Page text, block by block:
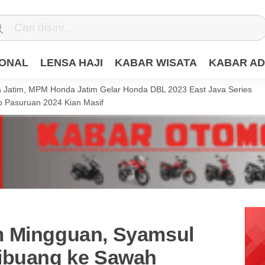
LENSA HAJI KABAR WISATA KABAR
MPM Honda Jatim Gelar Honda DBL 2023 East Java Series
Pasuruan 2024 Kian Masif
Mingguan, Syamsul
ke Sawah